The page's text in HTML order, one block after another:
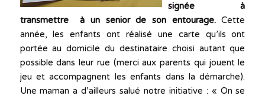
signée à
transmettre à un senior de son entourage.Cette
année, les enfants ont réalisé une carte qu’ils ont
portée au domicile du destinataire choisi autant que
possible dans leur rue (merci aux parents qui jouent le
jeu et accompagnent les enfants dans la démarche).
Une maman a d’ailleurs salué notre initiative : « On se